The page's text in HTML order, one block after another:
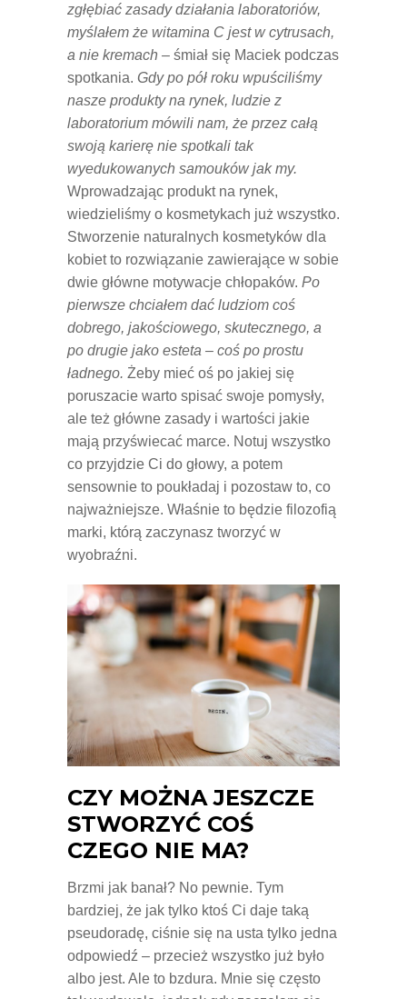
zgłębiać zasady działania laboratoriów,
myślałem że witamina C jest w cytrusach,
a nie kremach – śmiał się Maciek podczas
spotkania. Gdy po pół roku wpuściliśmy
nasze produkty na rynek, ludzie z
laboratorium mówili nam, że przez całą
swoją karierę nie spotkali tak
wyedukowanych samouków jak my.
Wprowadzając produkt na rynek,
wiedzieliśmy o kosmetykach już wszystko.
Stworzenie naturalnych kosmetyków dla
kobiet to rozwiązanie zawierające w sobie
dwie główne motywacje chłopaków. Po
pierwsze chciałem dać ludziom coś
dobrego, jakościowego, skutecznego, a
po drugie jako esteta – coś po prostu
ładnego. Żeby mieć oś po jakiej się
poruszacie warto spisać swoje pomysły,
ale też główne zasady i wartości jakie
mają przyświecać marce. Notuj wszystko
co przyjdzie Ci do głowy, a potem
sensownie to poukładaj i pozostaw to, co
najważniejsze. Właśnie to będzie filozofią
marki, którą zaczynasz tworzyć w
wyobraźni.
CZY MOŻNA JESZCZE
STWORZYĆ COŚ
CZEGO NIE MA?
Brzmi jak banał? No pewnie. Tym
bardziej, że jak tylko ktoś Ci daje taką
pseudoradę, ciśnie się na usta tylko jedna
odpowiedź – przecież wszystko już było
albo jest. Ale to bzdura. Mnie się często